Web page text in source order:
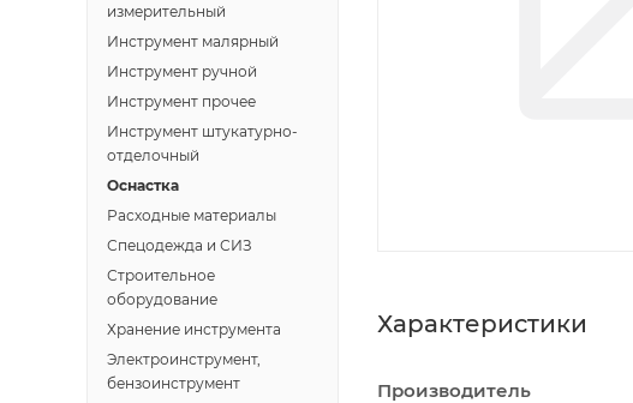
Характеристики
Производитель
измерительный
Инструмент малярный
Инструмент ручной
Инструмент прочее
Инструмент штукатурно-
отделочный
Оснастка
Расходные материалы
Спецодежда и СИЗ
Строительное
оборудование
Хранение инструмента
Электроинструмент,
бензоинструмент